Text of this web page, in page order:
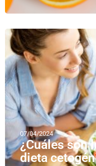
07/04/2024
¿Cuáles son
dieta